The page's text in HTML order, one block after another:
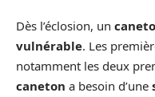
Dès l’éclosion, un
vulnérable. Les
notamment les deux
caneton a besoin d’une